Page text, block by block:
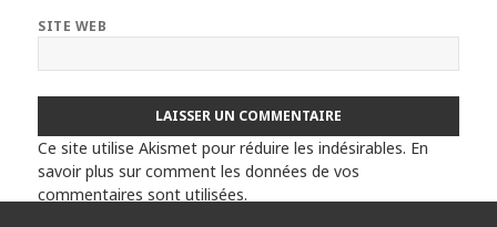
SITE WEB
Ce site utilise Akismet pour réduire les indésirables. En
savoir plus sur comment les données de vos
commentaires sont utilisées.